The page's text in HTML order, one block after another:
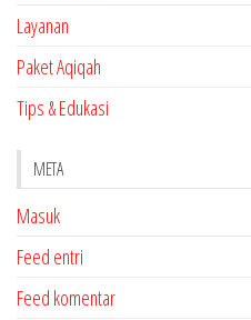
Layanan
Paket Aqiqah
Tips & Edukasi
META
Masuk
Feed entri
Feed komentar